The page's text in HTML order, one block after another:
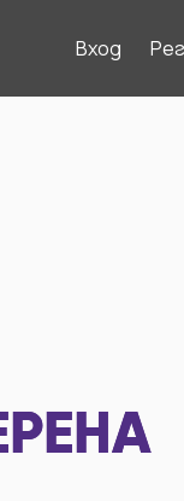
Вход